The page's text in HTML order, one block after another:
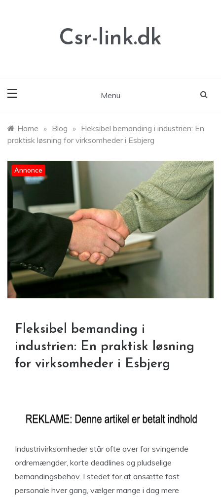
Csr-link.dk
Menu
Home » Blog » Fleksibel bemanding i industrien: En
praktisk løsning for virksomheder i Esbjerg
Annonce
Fleksibel bemanding i
industrien: En praktisk løsning
for virksomheder i Esbjerg
Industrivirksomheder står ofte over for svingende
ordremængder, korte deadlines og pludselige
bemandingsbehov. I stedet for at ansætte fast
personale hver gang, vælger mange i dag mere